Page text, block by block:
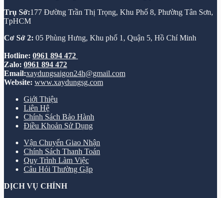
Trụ Sở:177 Đường Trần Thị Trọng, Khu Phố 8, Phường Tân Sơn,
TpHCM
Cơ Sở 2: 05 Phùng Hưng, Khu phố 1, Quận 5, Hồ Chí Minh
Hotline: 0961 894 472
Zalo: 0961 894 472
Email:xaydungsaigon24h@gmail.com
Website: www.xaydungsg.com
Giới Thiệu
Liên Hệ
Chính Sách Bảo Hành
Điều Khoản Sử Dụng
Vận Chuyển Giao Nhận
Chính Sách Thanh Toán
Quy Trình Làm Việc
Câu Hỏi Thường Gặp
DỊCH VỤ CHÍNH